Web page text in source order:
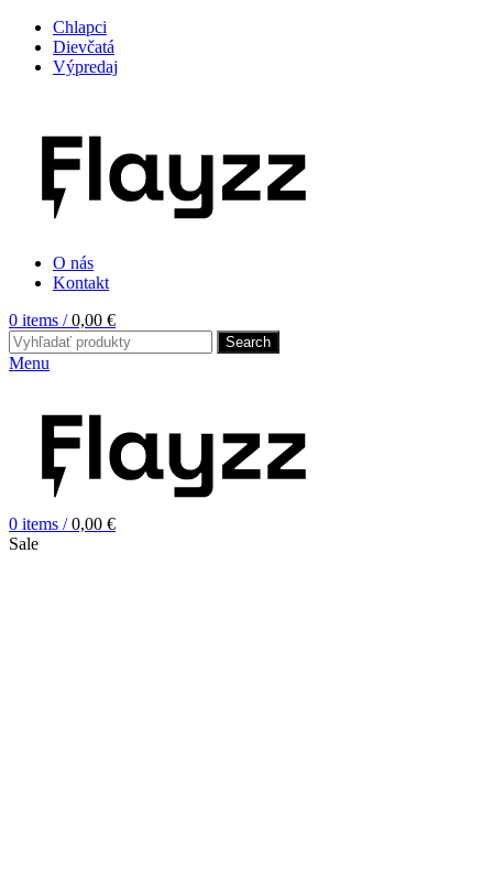
Chlapci
Dievčatá
Výpredaj
O nás
Kontakt
0 items / 0,00 €
Search
Menu
0 items / 0,00 €
Sale